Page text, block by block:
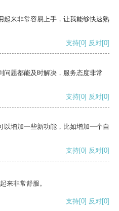
起来非常容易上手，让我能够快速熟
支持[0] 反对[0]
问题都能及时解决，服务态度非常
支持[0] 反对[0]
以增加一些新功能，比如增加一个自
支持[0] 反对[0]
来非常舒服。
支持[0] 反对[0]